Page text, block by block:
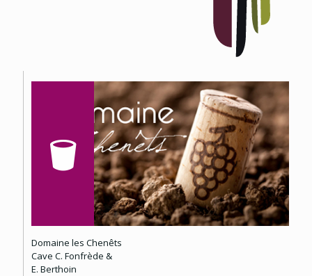
Domaine les Chenêts
Cave C. Fonfrède &
E. Berthoin